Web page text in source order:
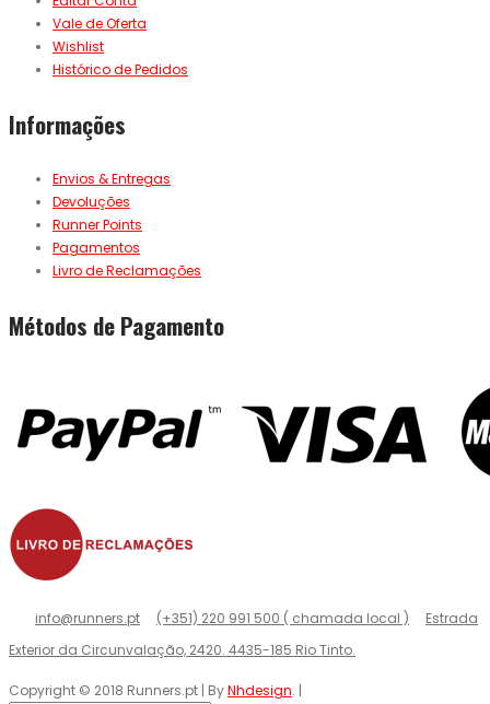
Vale de Oferta
Wishlist
Histórico de Pedidos
Informações
Envios & Entregas
Devoluções
Runner Points
Pagamentos
Livro de Reclamações
Métodos de Pagamento
info@runners.pt (+351) 220 991 500 ( chamada local )
Estrada
Exterior da Circunvalação, 2420. 4435-185 Rio Tinto.
Copyright © 2018 Runners.pt | ByNhdesign. |